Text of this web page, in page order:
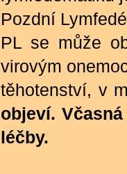
Pozdní
PL se může
virovým
těhotenství, v
objeví.
léčby.